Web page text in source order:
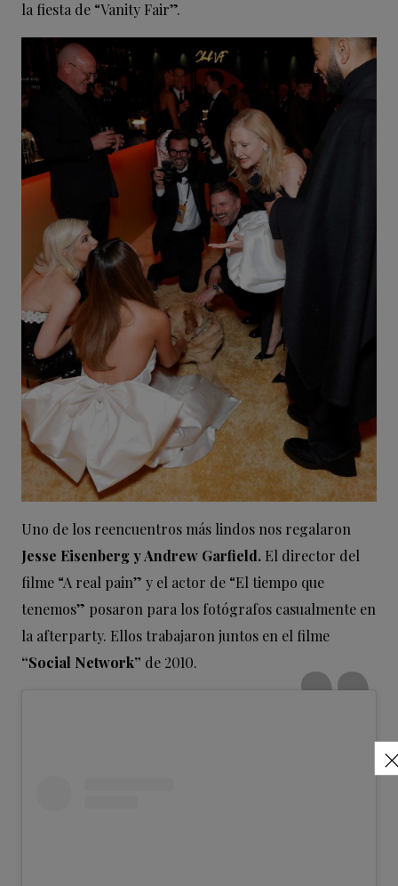
la fiesta de “Vanity Fair”.
Uno de los reencuentros más lindos nos regalaron
Jesse Eisenberg y Andrew Garfield. El director del
filme “A real pain” y el actor de “El tiempo que
tenemos” posaron para los fotógrafos casualmente en
la afterparty. Ellos trabajaron juntos en el filme
“Social Network” de 2010.